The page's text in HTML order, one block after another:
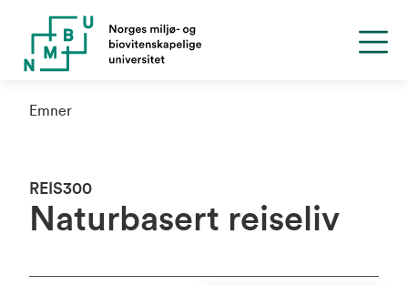
Emner
REIS300
Naturbasert reiseliv